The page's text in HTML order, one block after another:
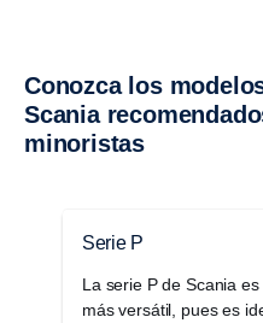
Conozca los modelos de camiones de
Scania
minoristas
Serie P
La serie P de Scania
más versátil, pues es